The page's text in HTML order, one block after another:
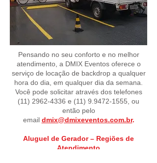
Pensando no seu conforto e no melhor
atendimento, a DMIX Eventos oferece o
serviço de locação de backdrop a qualquer
hora do dia, em qualquer dia da semana.
Você pode solicitar através dos telefones
(11) 2962-4336 e (11) 9.9472-1555 , ou
então pelo
email dmix@dmixeventos.com.br.
Aluguel de Gerador – Regiões de
Atendimento